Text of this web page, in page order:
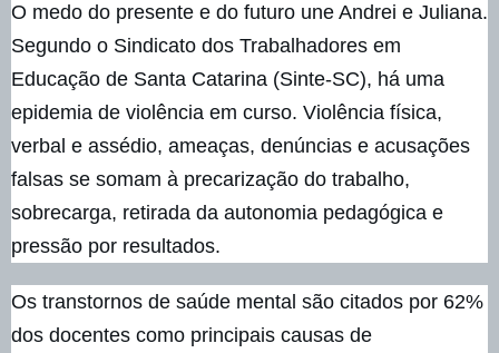
O medo do presente e do futuro une Andrei e Juliana.
Segundo o Sindicato dos Trabalhadores em
Educação de Santa Catarina (Sinte-SC), há uma
epidemia de violência em curso. Violência física,
verbal e assédio, ameaças, denúncias e acusações
falsas se somam à precarização do trabalho,
sobrecarga, retirada da autonomia pedagógica e
pressão por resultados.
Os transtornos de saúde mental são citados por 62%
dos docentes como principais causas de